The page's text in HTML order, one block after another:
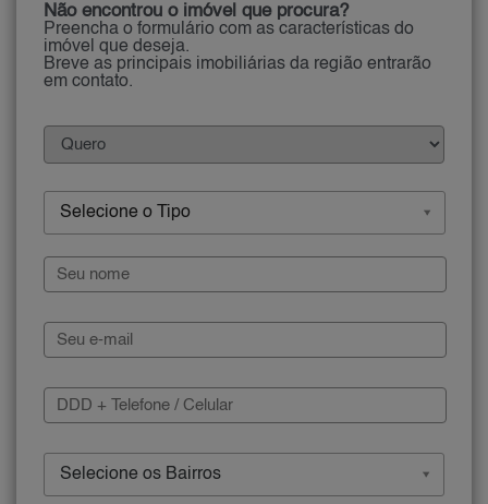
Não encontrou o imóvel que procura?
Preencha o formulário com as características do
imóvel que deseja.
Breve as principais imobiliárias da região entrarão
em contato.
Selecione o Tipo
Selecione os Bairros